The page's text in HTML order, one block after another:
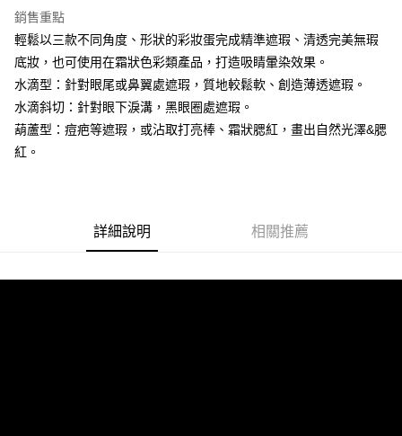
元大商業銀行
台新國際商業銀行
中國信託商業銀行
台灣樂天信用卡公司
聯邦商業銀行
元大商業銀行
永豐商業銀行
玉山商業銀行
星展（台灣）商業銀行
台灣樂天信用卡公司
街口支付
悠遊付
運送方式
全家取貨付款
每筆NT$80，滿NT$1,500(含以上)免運費
每筆NT$80，滿NT$1,500(含以上)免運費
銷售重點
輕鬆以三款不同角度、形狀的彩妝蛋完成精準遮瑕、清透完美無瑕
底妝，也可使用在霜狀色彩類產品，打造吸睛暈染效果。
水滴型：針對眼尾或鼻翼處遮瑕，質地較鬆軟、創造薄透遮瑕。
水滴斜切：針對眼下淚溝，黑眼圈處遮瑕。
葫蘆型：痘疤等遮瑕，或沾取打亮棒、霜狀腮紅，畫出自然光澤&腮
紅。
詳細說明 相關推薦